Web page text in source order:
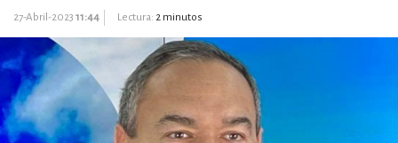
27-Abril-2023 11:44 Lectura: 2 minutos